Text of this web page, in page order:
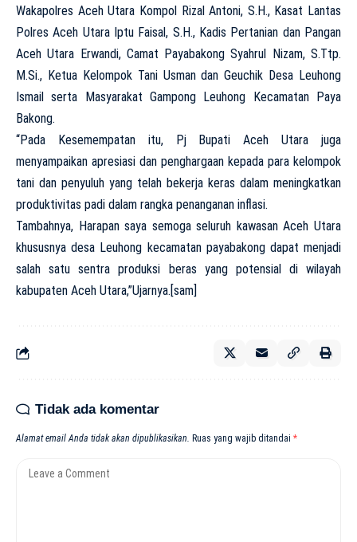
Wakapolres Aceh Utara Kompol Rizal Antoni, S.H., Kasat Lantas
Polres Aceh Utara Iptu Faisal, S.H., Kadis Pertanian dan Pangan
Aceh Utara Erwandi, Camat Payabakong Syahrul Nizam, S.Ttp.
M.Si., Ketua Kelompok Tani Usman dan Geuchik Desa Leuhong
Ismail serta Masyarakat Gampong Leuhong Kecamatan Paya
Bakong.
“Pada Kesemempatan itu, Pj Bupati Aceh Utara juga
menyampaikan apresiasi dan penghargaan kepada para kelompok
tani dan penyuluh yang telah bekerja keras dalam meningkatkan
produktivitas padi dalam rangka penanganan inflasi.
Tambahnya, Harapan saya semoga seluruh kawasan Aceh Utara
khususnya desa Leuhong kecamatan payabakong dapat menjadi
salah satu sentra produksi beras yang potensial di wilayah
kabupaten Aceh Utara,”Ujarnya.[sam]
Tidak ada komentar
Alamat email Anda tidak akan dipublikasikan. Ruas yang wajib ditandai *